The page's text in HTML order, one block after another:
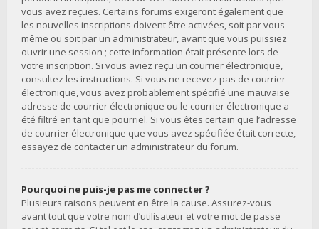
vous avez reçues. Certains forums exigeront également que
les nouvelles inscriptions doivent être activées, soit par vous-
même ou soit par un administrateur, avant que vous puissiez
ouvrir une session ; cette information était présente lors de
votre inscription. Si vous aviez reçu un courrier électronique,
consultez les instructions. Si vous ne recevez pas de courrier
électronique, vous avez probablement spécifié une mauvaise
adresse de courrier électronique ou le courrier électronique a
été filtré en tant que pourriel. Si vous êtes certain que l’adresse
de courrier électronique que vous avez spécifiée était correcte,
essayez de contacter un administrateur du forum.
Pourquoi ne puis-je pas me connecter ?
Plusieurs raisons peuvent en être la cause. Assurez-vous
avant tout que votre nom d’utilisateur et votre mot de passe